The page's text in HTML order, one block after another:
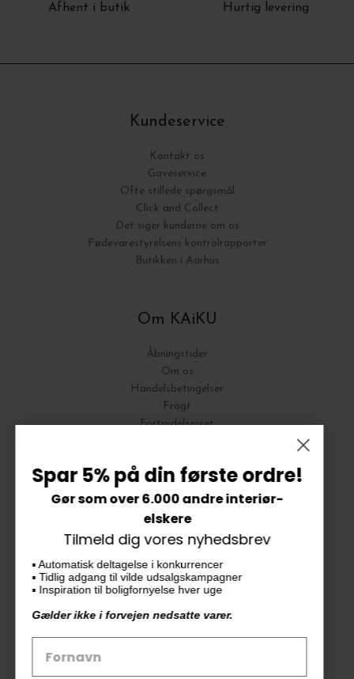
Afhent i butik Hurtig levering
Kundeservice
Kontakt os
Gaveservice
Ofte stillede spørgsmål
Click and Collect
Det siger kunderne om os
Fødevarestyrelsens kontrolrapporter
Butikken i Aarhus
Om KAiKU
Åbningstider
Om os
Handelsbetingelser
Fragt
Fortrydelsesret
Vores butik
KAiKU ApS
Langdalsvej 46, bygning 7
8220 Brabrand
Tlf. 33 11 19 07
CVR-nr. 30715349
Spar 5% på din første ordre!
Gør som over 6.000 andre interiør-
elskere
Tilmeld dig vores nyhedsbrev
▪️ Automatisk deltagelse i konkurrencer
▪️ Tidlig adgang til vilde udsalgskampagner
▪️ Inspiration til boligfornyelse hver uge
Gælder ikke i forvejen nedsatte varer.